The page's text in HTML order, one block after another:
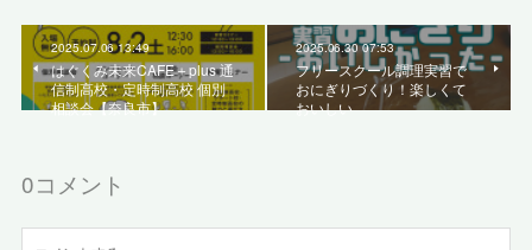
2025.07.06 13:49
はぐくみ未来CAFE＋plus 通
信制高校・定時制高校 個別
相談会【奈良市】
2025.06.30 07:53
フリースクール調理実習で
おにぎりづくり！楽しくて
おいしい
0コメント